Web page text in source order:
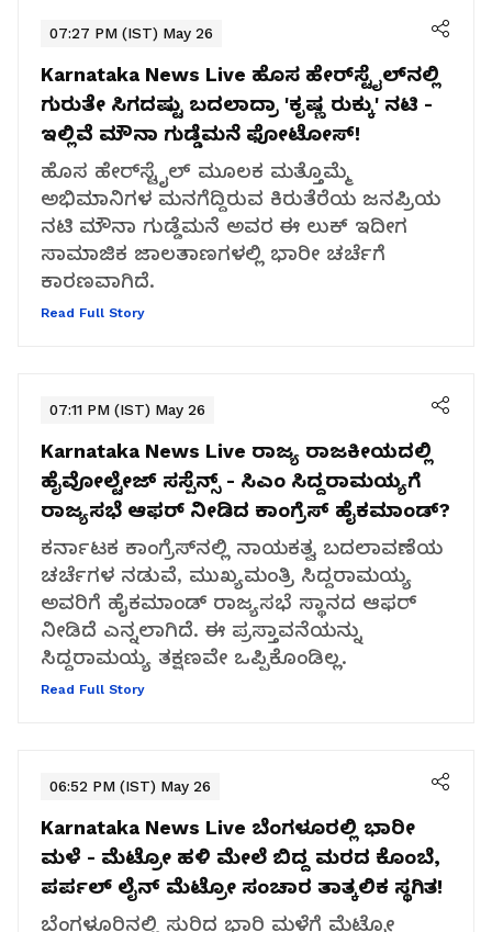
07:27 PM (IST) May 26
Karnataka News Live ಹೊಸ ಹೇರ್‌ಸ್ಟೈಲ್‌ನಲ್ಲಿ
ಗುರುತೇ ಸಿಗದಷ್ಟು ಬದಲಾದ್ರಾ 'ಕೃಷ್ಣ ರುಕ್ಕು' ನಟಿ -
ಇಲ್ಲಿವೆ ಮೌನಾ ಗುಡ್ಡೆಮನೆ ಫೋಟೋಸ್!
ಹೊಸ ಹೇರ್‌ಸ್ಟೈಲ್ ಮೂಲಕ ಮತ್ತೊಮ್ಮೆ
ಅಭಿಮಾನಿಗಳ ಮನಗೆದ್ದಿರುವ ಕಿರುತೆರೆಯ ಜನಪ್ರಿಯ
ನಟಿ ಮೌನಾ ಗುಡ್ಡೆಮನೆ ಅವರ ಈ ಲುಕ್ ಇದೀಗ
ಸಾಮಾಜಿಕ ಜಾಲತಾಣಗಳಲ್ಲಿ ಭಾರೀ ಚರ್ಚೆಗೆ
ಕಾರಣವಾಗಿದೆ.
Read Full Story
07:11 PM (IST) May 26
Karnataka News Live ರಾಜ್ಯ ರಾಜಕೀಯದಲ್ಲಿ
ಹೈವೋಲ್ಟೇಜ್‌ ಸಸ್ಪೆನ್ಸ್ - ಸಿಎಂ ಸಿದ್ದರಾಮಯ್ಯಗೆ
ರಾಜ್ಯಸಭೆ ಆಫರ್ ನೀಡಿದ ಕಾಂಗ್ರೆಸ್ ಹೈಕಮಾಂಡ್?
ಕರ್ನಾಟಕ ಕಾಂಗ್ರೆಸ್‌ನಲ್ಲಿ ನಾಯಕತ್ವ ಬದಲಾವಣೆಯ
ಚರ್ಚೆಗಳ ನಡುವೆ, ಮುಖ್ಯಮಂತ್ರಿ ಸಿದ್ದರಾಮಯ್ಯ
ಅವರಿಗೆ ಹೈಕಮಾಂಡ್ ರಾಜ್ಯಸಭೆ ಸ್ಥಾನದ ಆಫರ್
ನೀಡಿದೆ ಎನ್ನಲಾಗಿದೆ. ಈ ಪ್ರಸ್ತಾವನೆಯನ್ನು
ಸಿದ್ದರಾಮಯ್ಯ ತಕ್ಷಣವೇ ಒಪ್ಪಿಕೊಂಡಿಲ್ಲ.
Read Full Story
06:52 PM (IST) May 26
Karnataka News Live ಬೆಂಗಳೂರಲ್ಲಿ ಭಾರೀ
ಮಳೆ - ಮೆಟ್ರೋ ಹಳಿ ಮೇಲೆ ಬಿದ್ದ ಮರದ ಕೊಂಬೆ,
ಪರ್ಪಲ್ ಲೈನ್ ಮೆಟ್ರೋ ಸಂಚಾರ ತಾತ್ಕಲಿಕ ಸ್ಥಗಿತ!
ಬೆಂಗಳೂರಿನಲ್ಲಿ ಸುರಿದ ಭಾರಿ ಮಳೆಗೆ ಮೆಟ್ರೋ